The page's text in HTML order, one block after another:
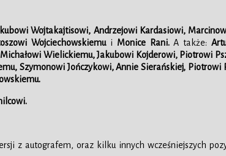
Wojtakajtisowi, Andrzejowi Kardasiowi,
Wojciechowskiemu i Monice Rani.A także:
Wielickiemu, Jakubowi Kojderowi, Piotrowi
Szymonowi Jończykowi, Annie Sierańskiej, Piotrowi
z autografem, oraz kilku innych wcześniejszych